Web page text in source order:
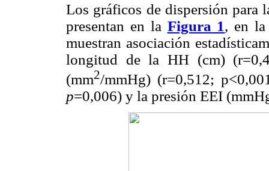
Los gráficos de dispersión para
presentan en la Figura 1, en la
muestran asociación
longitud de la HH (cm)
(mm2/mmHg) (r=0,512;
p=0,006) y la presión EEI